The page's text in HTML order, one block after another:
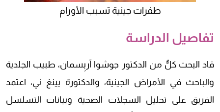
طفرات جينية تسبب الأورام
تفاصيل الدراسة
قاد البحث كلٌّ من الدكتور جوشوا آربِسمان، طبيب الجلدية
والباحث في الأمراض الجينية، والدكتورة يينغ ني، اعتمد
الفريق على تحليل السجلات الصحية وبيانات التسلسل